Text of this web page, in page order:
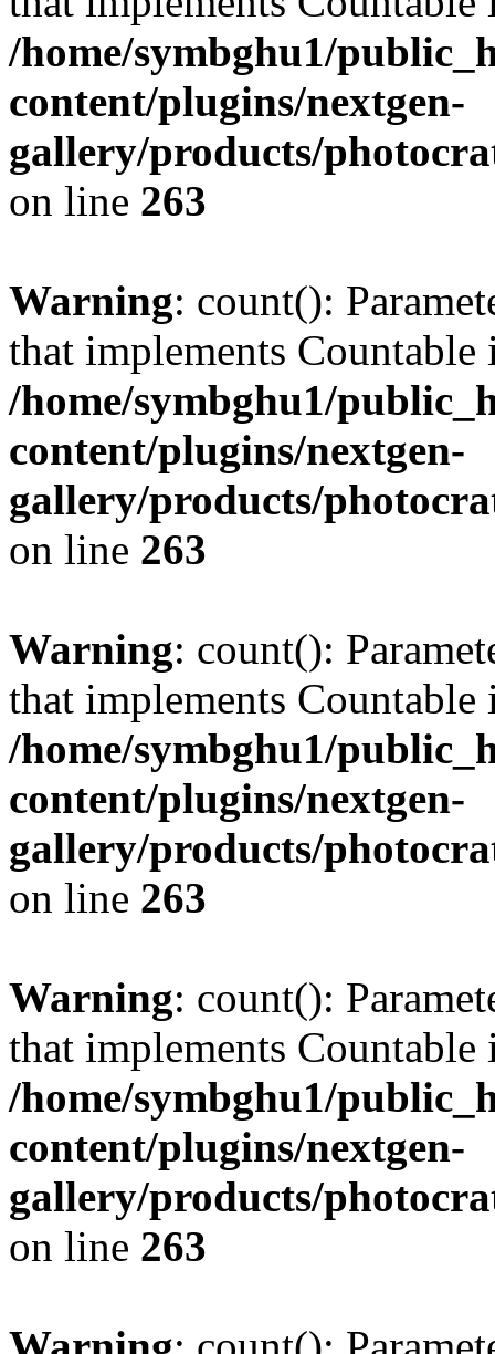
/home/symbghu1/
content/plugins/nextgen-
gallery/products/
on line 263
Warning: count():
that implements Countable
/home/symbghu1/
content/plugins/nextgen-
gallery/products/
on line 263
Warning: count():
that implements Countable
/home/symbghu1/
content/plugins/nextgen-
gallery/products/
on line 263
Warning: count():
that implements Countable
/home/symbghu1/
content/plugins/nextgen-
gallery/products/
on line 263